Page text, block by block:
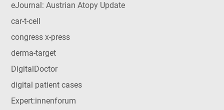
eJournal: Austrian Atopy Update
car-t-cell
congress x-press
derma-target
DigitalDoctor
digital patient cases
Expert:innenforum